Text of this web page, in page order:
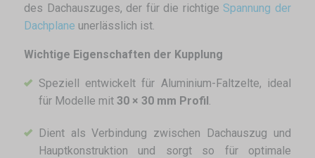
des Dachauszuges, der für die richtige Spannung der
Dachplane unerlässlich ist.
Wichtige Eigenschaften der Kupplung
Speziell entwickelt für Aluminium-Faltzelte, ideal
für Modelle mit 30 × 30 mm Profil
Dient als Verbindung zwischen Dachauszug und
Hauptkonstruktion und sorgt so für optimale